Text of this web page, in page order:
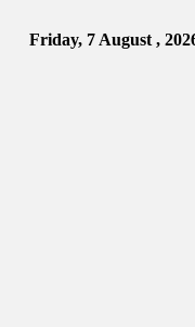
Friday, 7 August ,